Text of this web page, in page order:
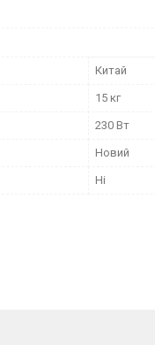
Китай
15 кг
230 Вт
Новий
Ні